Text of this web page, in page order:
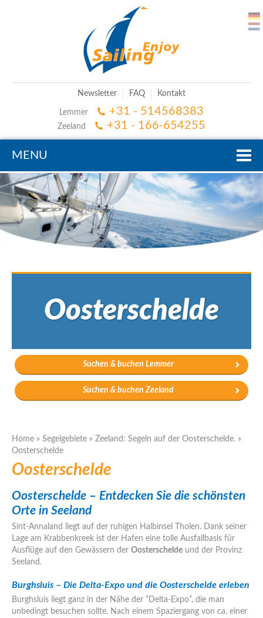
Newsletter FAQ Kontakt
Lemmer +31 - 514568383
Zeeland +31 - 166-654255
MENU
Oosterschelde
Suchen & buchen Lemmer
Suchen & buchen Zeeland
Home » Segelgebiete » Zeeland: Segeln auf der Oosterschelde. »
Oosterschelde
Oosterschelde
Oosterschelde – Entdecken Sie die schönsten
Orte in Seeland
Sint-Annaland liegt auf der ruhigen Halbinsel Tholen. Dank seiner
Lage am Krabbenkreek ist der Hafen eine tolle Ausfallbasis für
Ausflüge auf den Gewässern der Oosterschelde und der Provinz
Seeland.
Burghsluis – Die Delta-Expo und die Oosterschelde erleben
Burghsluis liegt ganz in der Nähe der “Delta-Expo”, die man
unbedingt besuchen sollte. Nach einem Spaziergang von ca. einer